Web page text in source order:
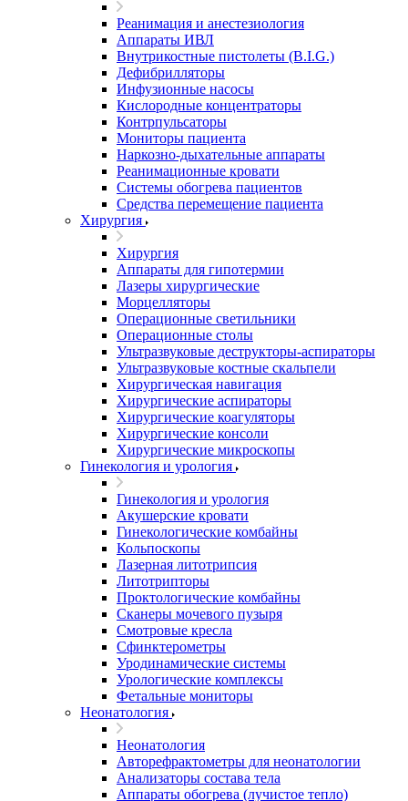
Реанимация и анестезиология
Аппараты ИВЛ
Внутрикостные пистолеты (B.I.G.)
Дефибрилляторы
Инфузионные насосы
Кислородные концентраторы
Контрпульсаторы
Мониторы пациента
Наркозно-дыхательные аппараты
Реанимационные кровати
Системы обогрева пациентов
Средства перемещение пациента
Хирургия
Хирургия
Аппараты для гипотермии
Лазеры хирургические
Морцелляторы
Операционные светильники
Операционные столы
Ультразвуковые деструкторы-аспираторы
Ультразвуковые костные скальпели
Хирургическая навигация
Хирургические аспираторы
Хирургические коагуляторы
Хирургические консоли
Хирургические микроскопы
Гинекология и урология
Гинекология и урология
Акушерские кровати
Гинекологические комбайны
Кольпоскопы
Лазерная литотрипсия
Литотрипторы
Проктологические комбайны
Сканеры мочевого пузыря
Смотровые кресла
Сфинктерометры
Уродинамические системы
Урологические комплексы
Фетальные мониторы
Неонатология
Неонатология
Авторефрактометры для неонатологии
Анализаторы состава тела
Аппараты обогрева (лучистое тепло)